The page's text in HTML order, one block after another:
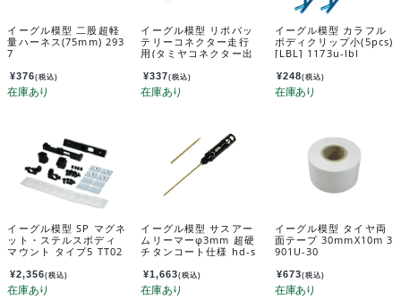
イーグル模型 二股超軽
量ハーネス(75mm) 293
7
¥376(税込)
イーグル模型 リポバッ
テリーコネクター走行
用(タミヤコネクター出
¥337(税込)
イーグル模型 カラフル
ボディクリップ小(5pcs)
[LBL] 1173u-lbl
¥248(税込)
イーグル模型 SP マグネ
ット・ステルスボディ
マウント タイプ5 TT02
¥2,356(税込)
イーグル模型 サスアー
ムリーマーφ3mm 超硬
チタンコート仕様 hd-s
¥1,663(税込)
イーグル模型 タイヤ両
面テープ 30mmX10m 3
901U-30
¥673(税込)